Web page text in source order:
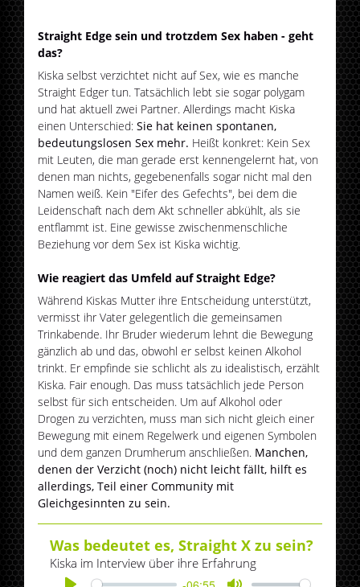
Straight Edge sein und trotzdem Sex haben - geht
das?
Kiska selbst verzichtet nicht auf Sex, wie es manche
Straight Edger tun. Tatsächlich lebt sie sogar polygam
und hat aktuell zwei Partner. Allerdings macht Kiska
einen Unterschied: Sie hat keinen spontanen,
bedeutungslosen Sex mehr. Heißt konkret: Kein Sex
mit Leuten, die man gerade erst kennengelernt hat, von
denen man nichts, gegebenenfalls sogar nicht mal den
Namen weiß. Kein "Eifer des Gefechts", bei dem die
Leidenschaft nach dem Akt schneller abkühlt, als sie
entflammt ist. Eine gewisse zwischenmenschliche
Beziehung vor dem Sex ist Kiska wichtig.
Wie reagiert das Umfeld auf Straight Edge?
Während Kiskas Mutter ihre Entscheidung unterstützt,
vermisst ihr Vater gelegentlich die gemeinsamen
Trinkabende. Ihr Bruder wiederum lehnt die Bewegung
gänzlich ab und das, obwohl er selbst keinen Alkohol
trinkt. Er empfinde sie schlicht als zu idealistisch, erzählt
Kiska. Fair enough. Das muss tatsächlich jede Person
selbst für sich entscheiden. Um auf Alkohol oder
Drogen zu verzichten, muss man sich nicht gleich einer
Bewegung mit einem Regelwerk und eigenen Symbolen
und dem ganzen Drumherum anschließen. Manchen,
denen der Verzicht (noch) nicht leicht fällt, hilft es
allerdings, Teil einer Community mit
Gleichgesinnten zu sein.
Was bedeutet es, Straight X zu sein?
Kiska im Interview über ihre Erfahrung